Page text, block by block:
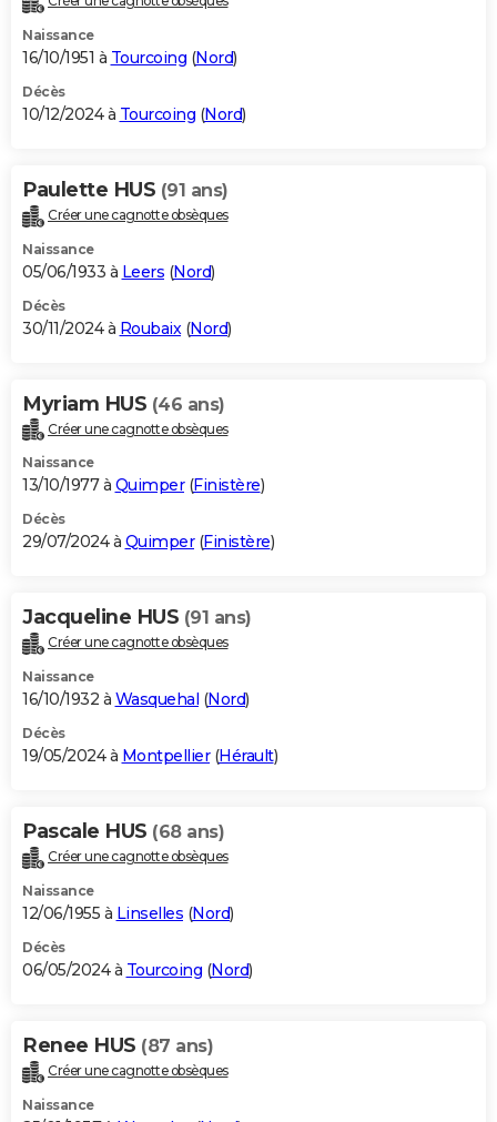
Naissance
16/10/1951 à Tourcoing (Nord)
Décès
10/12/2024 à Tourcoing (Nord)
Paulette HUS (91 ans)
Créer une cagnotte obsèques
Naissance
05/06/1933 à Leers (Nord)
Décès
30/11/2024 à Roubaix (Nord)
Myriam HUS (46 ans)
Créer une cagnotte obsèques
Naissance
13/10/1977 à Quimper(Finistère)
Décès
29/07/2024 à Quimper(Finistère)
Jacqueline HUS (91 ans)
Créer une cagnotte obsèques
Naissance
16/10/1932 à Wasquehal (Nord)
Décès
19/05/2024 à Montpellier(Hérault)
Pascale HUS (68 ans)
Créer une cagnotte obsèques
Naissance
12/06/1955 à Linselles (Nord)
Décès
06/05/2024 à Tourcoing (Nord)
Renee HUS (87 ans)
Créer une cagnotte obsèques
Naissance